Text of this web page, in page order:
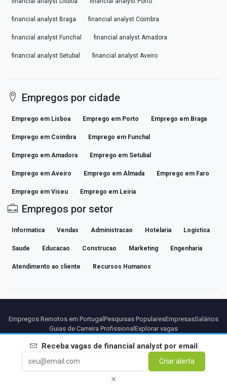
financial analyst Braga financial analyst Coimbra
financial analyst Funchal financial analyst Amadora
financial analyst Setubal financial analyst Aveiro
Empregos por cidade
Emprego em Lisboa Emprego em Porto Emprego em Braga
Emprego em Coimbra Emprego em Funchal
Emprego em Amadora Emprego em Setubal
Emprego em Aveiro Emprego em Almada Emprego em Faro
Emprego em Viseu Emprego em Leiria
Empregos por setor
Informatica Vendas Administracao Hotelaria Logistica
Saude Educacao Construcao Marketing Engenharia
Atendimento ao cliente Recursos Humanos
Receba vagas definancial analystpor email
Criar alerta
×
Empregos Remotos em Portugal Pesquisas PopularesEmpresasSalários
Guias de Carreira Profissional Explorar vagas
ParceirosAviso legalPrivacidadeTermosTermos Premium
Cancelar Premium
Contato
© 2026 BEBEE PLATFORM SL - ID ESB84471838